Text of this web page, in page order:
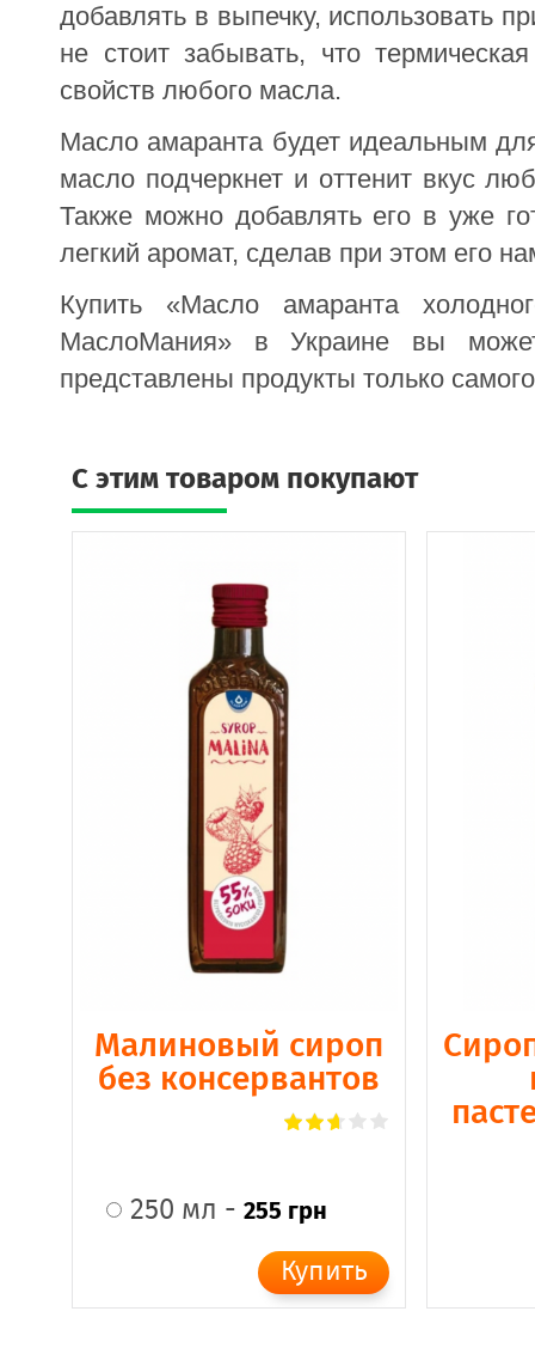
добавлять в выпечку, использовать
не стоит забывать, что
свойств любого масла.
Масло амаранта будет идеальным
масло подчеркнет и оттенит вкус
Также можно добавлять его в уже
легкий аромат, сделав при этом его
Купить «Масло амаранта
МаслоМания» в Украине вы
представлены продукты только
C этим товаром покупают
Малиновый сироп
без консервантов
250 мл - 255 грн